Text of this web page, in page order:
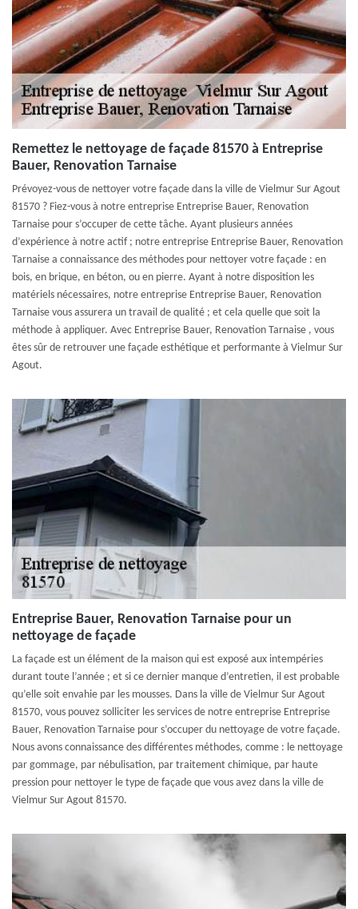
Remettez le nettoyage de façade 81570 à Entreprise
Bauer, Renovation Tarnaise
Prévoyez-vous de nettoyer votre façade dans la ville de Vielmur Sur Agout
81570 ? Fiez-vous à notre entreprise Entreprise Bauer, Renovation
Tarnaise pour s’occuper de cette tâche. Ayant plusieurs années
d’expérience à notre actif ; notre entreprise Entreprise Bauer, Renovation
Tarnaise a connaissance des méthodes pour nettoyer votre façade : en
bois, en brique, en béton, ou en pierre. Ayant à notre disposition les
matériels nécessaires, notre entreprise Entreprise Bauer, Renovation
Tarnaise vous assurera un travail de qualité ; et cela quelle que soit la
méthode à appliquer. Avec Entreprise Bauer, Renovation Tarnaise , vous
êtes sûr de retrouver une façade esthétique et performante à Vielmur Sur
Agout.
Entreprise Bauer, Renovation Tarnaise pour un
nettoyage de façade
La façade est un élément de la maison qui est exposé aux intempéries
durant toute l’année ; et si ce dernier manque d’entretien, il est probable
qu’elle soit envahie par les mousses. Dans la ville de Vielmur Sur Agout
81570, vous pouvez solliciter les services de notre entreprise Entreprise
Bauer, Renovation Tarnaise pour s’occuper du nettoyage de votre façade.
Nous avons connaissance des différentes méthodes, comme : le nettoyage
par gommage, par nébulisation, par traitement chimique, par haute
pression pour nettoyer le type de façade que vous avez dans la ville de
Vielmur Sur Agout 81570.